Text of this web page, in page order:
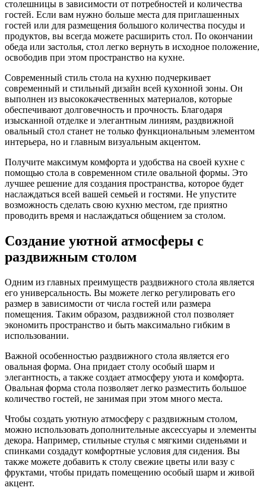
столешницы в зависимости от потребностей и количества
гостей. Если вам нужно больше места для приглашенных
гостей или для размещения большого количества посуды и
продуктов, вы всегда можете расширить стол. По окончании
обеда или застолья, стол легко вернуть в исходное положение,
освободив при этом пространство на кухне.
Современный стиль стола на кухню подчеркивает
современный и стильный дизайн всей кухонной зоны. Он
выполнен из высококачественных материалов, которые
обеспечивают долговечность и прочность. Благодаря
изысканной отделке и элегантным линиям, раздвижной
овальный стол станет не только функциональным элементом
интерьера, но и главным визуальным акцентом.
Получите максимум комфорта и удобства на своей кухне с
помощью стола в современном стиле овальной формы. Это
лучшее решение для создания пространства, которое будет
наслаждаться всей вашей семьей и гостями. Не упустите
возможность сделать свою кухню местом, где приятно
проводить время и наслаждаться общением за столом.
Создание уютной атмосферы с
раздвижным столом
Одним из главных преимуществ раздвижного стола является
его универсальность. Вы можете легко регулировать его
размер в зависимости от числа гостей или размера
помещения. Таким образом, раздвижной стол позволяет
экономить пространство и быть максимально гибким в
использовании.
Важной особенностью раздвижного стола является его
овальная форма. Она придает столу особый шарм и
элегантность, а также создает атмосферу уюта и комфорта.
Овальная форма стола позволяет легко разместить большое
количество гостей, не занимая при этом много места.
Чтобы создать уютную атмосферу с раздвижным столом,
можно использовать дополнительные аксессуары и элементы
декора. Например, стильные стулья с мягкими сиденьями и
спинками создадут комфортные условия для сидения. Вы
также можете добавить к столу свежие цветы или вазу с
фруктами, чтобы придать помещению особый шарм и живой
акцент.